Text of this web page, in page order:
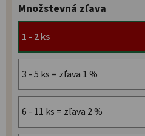
Množstevná zľava
1 - 2 ks
3 - 5 ks = zľava 1 %
6 - 11 ks = zľava 2 %